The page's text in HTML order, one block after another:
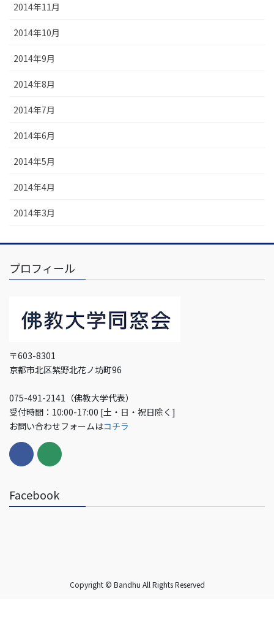
2014年11月
2014年10月
2014年9月
2014年8月
2014年7月
2014年6月
2014年5月
2014年4月
2014年3月
プロフィール
〒603-8301
京都市北区紫野北花ノ坊町96
075-491-2141（佛教大学代表）
受付時間：10:00-17:00 [土・日・祝日除く]
お問い合わせフォームはコチラ
Facebook
Copyright © Bandhu All Rights Reserved